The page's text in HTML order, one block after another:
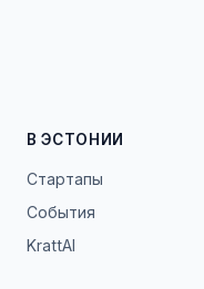
В ЭСТОНИИ
Стартапы
События
KrattAI